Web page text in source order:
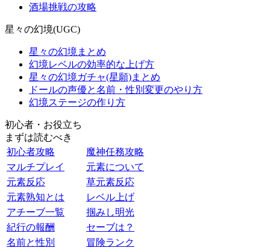
酒場挑戦の攻略
星々の幻境(UGC)
星々の幻境まとめ
幻境レベルの効率的な上げ方
星々の幻境ガチャ(星願)まとめ
ドールの声優と名前・性別変更のやり方
幻境ステージの作り方
初心者・お役立ち
まずは読むべき
初心者攻略
魔神任務攻略
マルチプレイ
元素について
元素反応
草元素反応
元素熟知とは
レベル上げ
アチーブ一覧
掴みし明光
紀行の報酬
セーブは？
名前と性別
冒険ランク